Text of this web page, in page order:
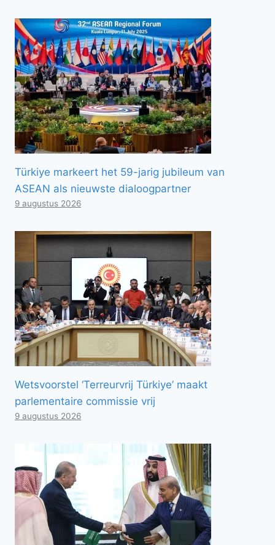
Türkiye markeert het 59-jarig jubileum van
ASEAN als nieuwste dialoogpartner
9 augustus 2026
Wetsvoorstel ‘Terreurvrij Türkiye’ maakt
parlementaire commissie vrij
9 augustus 2026